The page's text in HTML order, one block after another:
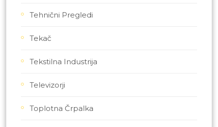
Tehnični Pregledi
Tekač
Tekstilna Industrija
Televizorji
Toplotna Črpalka